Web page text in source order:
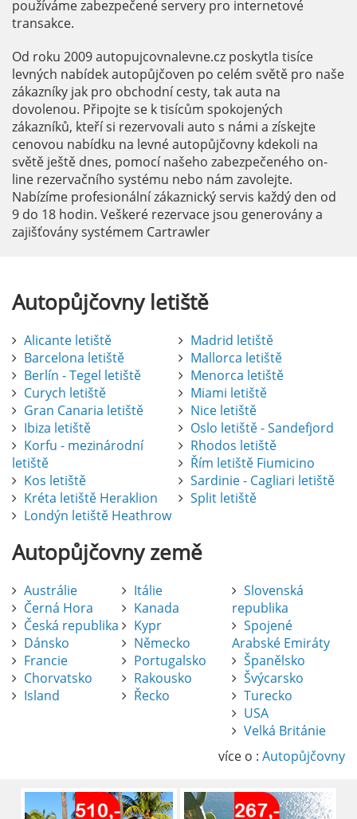
používáme zabezpečené servery pro internetové
transakce.
Od roku 2009 autopujcovnalevne.cz poskytla tisíce
levných nabídek autopůjčoven po celém světě pro naše
zákazníky jak pro obchodní cesty, tak auta na
dovolenou. Připojte se k tisícům spokojených
zákazníků, kteří si rezervovali auto s námi a získejte
cenovou nabídku na levné autopůjčovny kdekoli na
světě ještě dnes, pomocí našeho zabezpečeného on-
line rezervačního systému nebo nám zavolejte.
Nabízíme profesionální zákaznický servis každý den od
9 do 18 hodin. Veškeré rezervace jsou generovány a
zajišťovány systémem Cartrawler
Autopůjčovnyletiště
Alicante letiště
Barcelona letiště
Berlín - Tegel letiště
Curych letiště
Gran Canaria letiště
Ibiza letiště
Korfu - mezinárodní
letiště
Kos letiště
Kréta letiště Heraklion
Londýn letiště Heathrow
Madrid letiště
Mallorca letiště
Menorca letiště
Miami letiště
Nice letiště
Oslo letiště - Sandefjord
Rhodos letiště
Řím letiště Fiumicino
Sardinie - Cagliari letiště
Split letiště
Autopůjčovnyzemě
Austrálie
Černá Hora
Česká republika
Dánsko
Francie
Chorvatsko
Island
Itálie
Kanada
Kypr
Německo
Portugalsko
Rakousko
Řecko
Slovenská
republika
Spojené
Arabské Emiráty
Španělsko
Švýcarsko
Turecko
USA
Velká Británie
více o : Autopůjčovny
Pronájem auta na letišti Alicante
Půjčení auta na letišti v Alicante je výborný
způsob, jak pohodlně objevovat město i jeho
brána do regionu Costa Blanca, se nachází
přibližně 9 km od centra Alicante.